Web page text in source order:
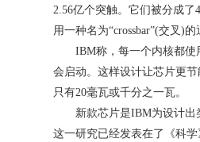
2.56亿个突触。它们被分成了
用一种名为“crossbar”(交叉)
IBM称，每一个内核都使
会启动。这样设计让芯片更
只有20毫瓦或千分之一瓦。
新款芯片是IBM为设计
这一研究已经发表在了《科